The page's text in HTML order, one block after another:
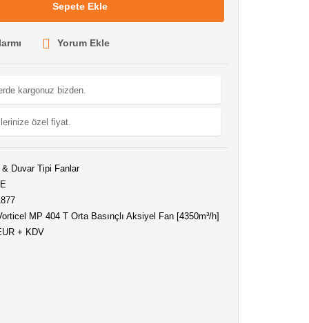
Sepete Ekle
Yorum Ekle
kargonuz bizden.
özel fiyat.
& Duvar Tipi Fanlar
MP 404 T Orta Basınçlı Aksiyel Fan [4350m³/h]
+ KDV